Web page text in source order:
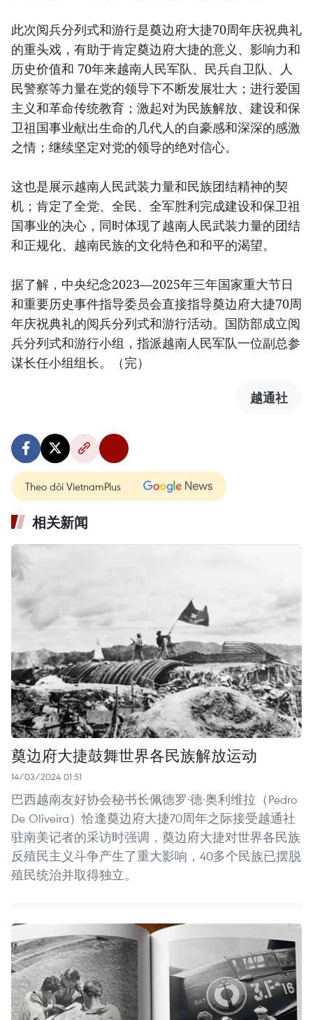
此次阅兵分列式和游行是奠边府大捷70周年庆祝典礼
的重头戏，有助于肯定奠边府大捷的意义、影响力和
历史价值和 70年来越南人民军队、民兵自卫队、人
民警察等力量在党的领导下不断发展壮大；进行爱国
主义和革命传统教育；激起对为民族解放、建设和保
卫祖国事业献出生命的几代人的自豪感和深深的感激
之情；继续坚定对党的领导的绝对信心。
这也是展示越南人民武装力量和民族团结精神的契
机；肯定了全党、全民、全军胜利完成建设和保卫祖
国事业的决心，同时体现了越南人民武装力量的团结
和正规化、越南民族的文化特色和和平的渴望。
据了解，中央纪念2023—2025年三年国家重大节日
和重要历史事件指导委员会直接指导奠边府大捷70周
年庆祝典礼的阅兵分列式和游行活动。国防部成立阅
兵分列式和游行小组，指派越南人民军队一位副总参
谋长任小组组长。（完）
越通社
Theo dõi VietnamPlus
相关新闻
奠边府大捷鼓舞世界各民族解放运动
14/03/2024 01:51
巴西越南友好协会秘书长佩德罗·德·奥利维拉（Pedro
De Oliveira）恰逢奠边府大捷70周年之际接受越通社
驻南美记者的采访时强调，奠边府大捷对世界各民族
反殖民主义斗争产生了重大影响，40多个民族已摆脱
殖民统治并取得独立。